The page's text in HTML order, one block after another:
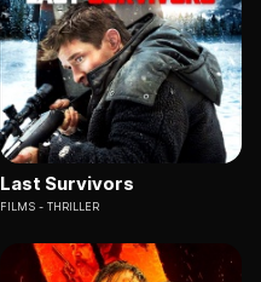
Last Survivors
FILMS THRILLER